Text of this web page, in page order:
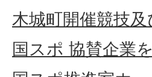
木城町開催競技
国スポ 協賛企業